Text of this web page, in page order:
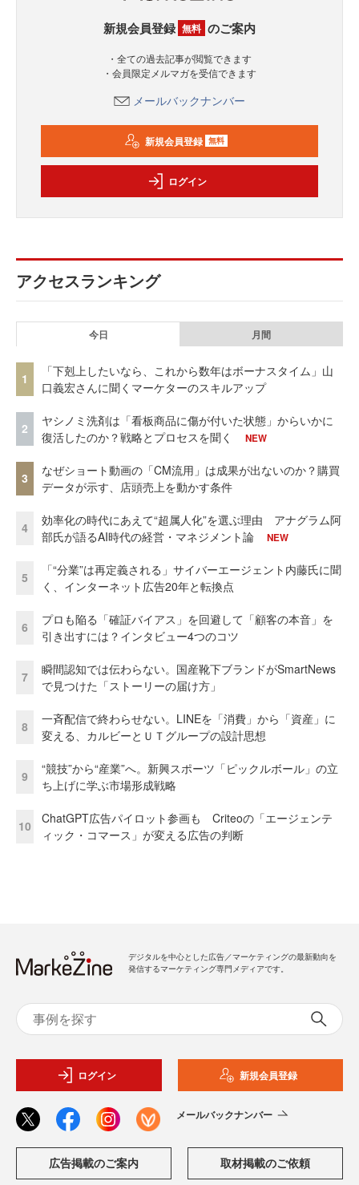
新規会員登録 無料 のご案内
・全ての過去記事が閲覧できます
・会員限定メルマガを受信できます
メールバックナンバー
新規会員登録 無料
ログイン
アクセスランキング
今日 月間
1
「下剋上したいなら、これから数年はボーナスタイム」山
口義宏さんに聞くマーケターのスキルアップ
2
ヤシノミ洗剤は「看板商品に傷が付いた状態」からいかに
復活したのか？戦略とプロセスを聞く
NEW
3
なぜショート動画の「CM流用」は成果が出ないのか？購買
データが示す、店頭売上を動かす条件
4
効率化の時代にあえて“超属人化”を選ぶ理由 アナグラム阿
部氏が語るAI時代の経営・マネジメント論
NEW
5
「“分業”は再定義される」サイバーエージェント内藤氏に聞
く、インターネット広告20年と転換点
6
プロも陥る「確証バイアス」を回避して「顧客の本音」を
引き出すには？インタビュー4つのコツ
7
瞬間認知では伝わらない。国産靴下ブランドがSmartNews
で見つけた「ストーリーの届け方」
8
一斉配信で終わらせない。LINEを「消費」から「資産」に
変える、カルビーとＵＴグループの設計思想
9
“競技”から“産業”へ。新興スポーツ「ピックルボール」の立
ち上げに学ぶ市場形成戦略
10
ChatGPT広告パイロット参画も Criteoの「エージェンテ
ィック・コマース」が変える広告の判断
デジタルを中心とした広告／マーケティングの最新動向を
発信するマーケティング専門メディアです。
ログイン 新規会員登録
メールバックナンバー
広告掲載のご案内 取材掲載のご依頼